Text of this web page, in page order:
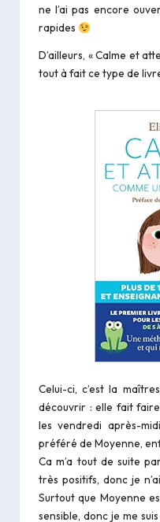
ne l’ai pas encore
rapides
D’ailleurs, « Calme et
tout à fait ce type de
Celui-ci, c’est la
découvrir : elle fait
les vendredi après-
préféré de Moyenne,
Ca m’a tout de suite
très positifs, donc je
Surtout que Moyenne
sensible, donc je me